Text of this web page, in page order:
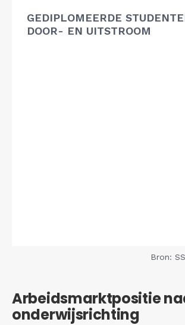
GEDIPLOMEERDE
DOOR- EN UITSTROOM
Bron:
Arbeidsmarktpositie
onderwijsrichting